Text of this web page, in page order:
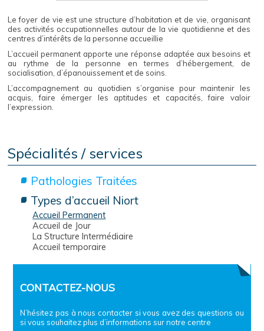
Le foyer de vie est une structure d’habitation et de vie, organisant
des activités occupationnelles autour de la vie quotidienne et des
centres d’intérêts de la personne accueillie
L’accueil permanent apporte une réponse adaptée aux besoins et
au rythme de la personne en termes d’hébergement, de
socialisation, d’épanouissement et de soins.
L’accompagnement au quotidien s’organise pour maintenir les
acquis, faire émerger les aptitudes et capacités, faire valoir
l’expression.
Spécialités / services
Pathologies Traitées
Types d’accueil Niort
Accueil Permanent
Accueil de Jour
La Structure Intermédiaire
Accueil temporaire
CONTACTEZ-NOUS
N’hésitez pas à nous contacter si vous avez des questions ou
si vous souhaitez plus d’informations sur notre centre